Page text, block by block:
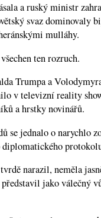
a ruský ministr
svaz dominovaly
mulláhy.
ten rozruch.
Trumpa a
v televizní reality
a hrstky novinářů.
se jednalo o narychlo
diplomatického
narazil, neměla
jako válečný